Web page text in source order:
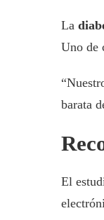
La
Uno de
barata
El